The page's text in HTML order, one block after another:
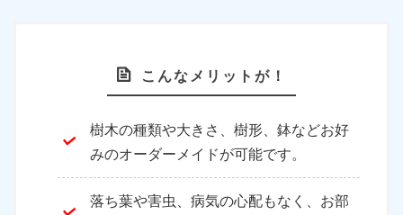
こんなメリットが！
樹木の種類や大きさ、樹形、鉢などお好
みのオーダーメイドが可能です。
落ち葉や害虫、病気の心配もなく、お部